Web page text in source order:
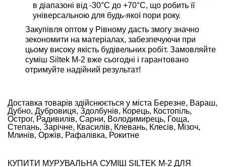
в діапазоні від -30°C до +70°C, що робить її
універсальною для будь-якої пори року.
Закупівля оптом у Рівному дасть змогу значно
зекономити на матеріалах, забезпечуючи при
цьому високу якість будівельних робіт. Замовляйте
суміш Siltek M-2 вже сьогодні і гарантовано
отримуйте надійний результат!
Доставка товарів здійснюється у міста Березне, Вараш,
Дубно, Дубровиця, Здолбунів, Корець, Костопіль,
Острог, Радивилів, Сарни, Володимирець, Гоща,
Степань, Зарічне, Квасилів, Клевань, Клесів, Мізоч,
Млинів, Оржів, Рафалівка, Рокитне
КУПИТИ МУРУВАЛЬНА СУМІШ SILTEK M-2 ДЛЯ